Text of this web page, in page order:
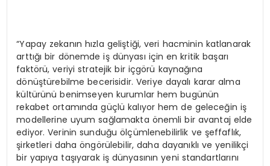
“Yapay zekanın hızla geliştiği, veri hacminin katlanarak
arttığı bir dönemde iş dünyası için en kritik başarı
faktörü, veriyi stratejik bir içgörü kaynağına
dönüştürebilme becerisidir. Veriye dayalı karar alma
kültürünü benimseyen kurumlar hem bugünün
rekabet ortamında güçlü kalıyor hem de geleceğin iş
modellerine uyum sağlamakta önemli bir avantaj elde
ediyor. Verinin sunduğu ölçümlenebilirlik ve şeffaflık,
şirketleri daha öngörülebilir, daha dayanıklı ve yenilikçi
bir yapıya taşıyarak iş dünyasının yeni standartlarını